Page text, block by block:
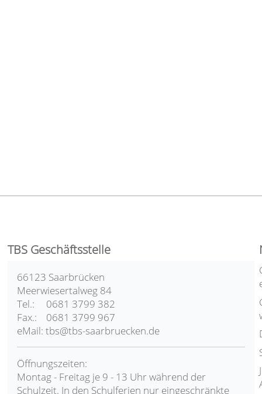
TBS Geschäftsstelle
66123 Saarbrücken
Meerwiesertalweg 84
Tel.: 0681 3799 382
Fax.: 0681 3799 967
eMail: tbs@tbs-saarbruecken.de
Öffnungszeiten:
Montag - Freitag je 9 - 13 Uhr während der
Schulzeit. In den Schulferien nur eingeschränkte